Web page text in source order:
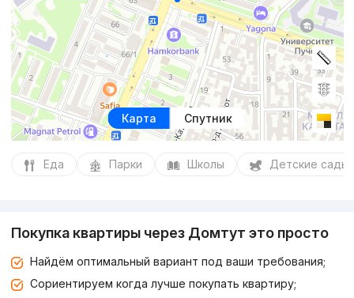
Карта Спутник
Еда Парки Школы Детские сады
Покупка квартиры через Домтут это просто
Найдём оптимальный вариант под ваши требования;
Сориентируем когда лучше покупать квартиру;